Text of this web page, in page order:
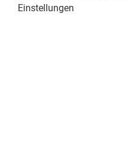
Einstellungen